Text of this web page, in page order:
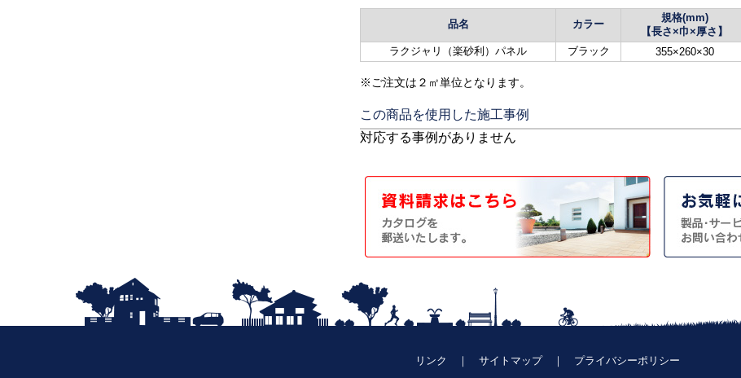
品名 カラー
規格(mm)
【長さ×巾×厚さ】
ラクジャリ（楽砂利）パネル ブラック 355×260×30
※ご注文は２㎡単位となります。
この商品を使用した施工事例
対応する事例がありません
リンク ｜ サイトマップ｜ プライバシーポリシー